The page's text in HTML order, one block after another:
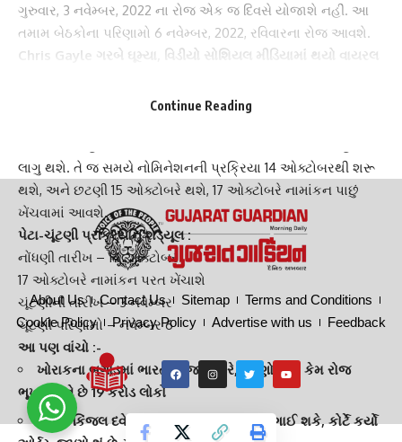
ગુરુવાર, 3 નવેમ્બર, 2022 ના રોજ એક જ દિવસે યોજાશે નહીં. આ
તમામ બેઠકોના પરિણામો 6 નવેમ્બર, 2022, રવિવારના રોજ આવશે.
Chris Gayle ગરબે ઘૂમ્યા, વિડીયો સોશિયલ મીડિયામાં થયો વાયરલ
17 ઓક્ટોબરે જાહેર થશેગેઝેટ નોટિફિકેશન
લાગુ થશે. તે જ સમયે નોમિનેશનની પ્રક્રિયા 14 ઓક્ટોબરથી શરૂ
થશે, અને છટણી 15 ઓક્ટોબરે થશે, 17 ઓક્ટોબરે નામાંકન પાછું
ખેંચવામાં આવશે.
પેટા-ચૂંટણી પ્રક્રિયાનુંશેડ્યૂલ:
નોંધણી તારીખ – 14 ઓક્ટોબર
17 ઓક્ટોબરે નામાંકન પરત ખેંચાશે
ચૂંટણીની તારીખ – 3 નવેમ્બર
ચૂંટણી પરિણામો – નવેમ્બર 6
આ પણ વાંચો :-
ખોરાકના બગાડમાં ભારત બીજા નંબરે, જાણો છતાં કેમ રોજ
ભૂખ્યા સૂવે છે 19 કરોડ લોકો
હવેથી કિંજલ દવે ‘ચાર ચાર બંગડી’ ગીત નહિ ગાઈ શકે, કોર્ટે કર્યો
Continue Reading
About Us Contact Us Sitemap
Terms and Conditions
Cookie Policy
Privacy Policy Advertise with us Feedback